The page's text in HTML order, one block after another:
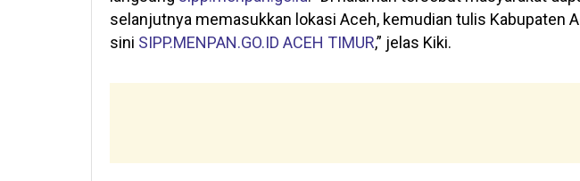
selanjutnya memasukkan lokasi Aceh, kemudian tulis Kabupaten
sini SIPP.MENPAN.GO.ID ACEH TIMUR,” jelas Kiki.